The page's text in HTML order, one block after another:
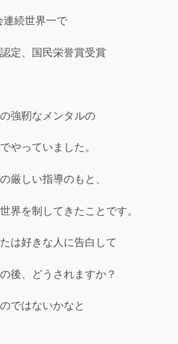
連続世界一で
定、国民栄誉賞受賞
強靭なメンタルの
やっていました。
厳しい指導のもと、
界を制してきたことです。
は好きな人に告白して
後、どうされますか？
ではないかなと